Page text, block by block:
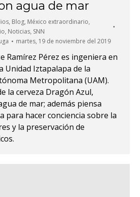
agua de mar
, Blog, México extraordinario,
, Noticias, SNN
martes, 19 de noviembre del 2019
Ramírez Pérez es ingeniera en
Unidad Iztapalapa de la
Metropolitana (UAM).
la cerveza Dragón Azul,
de mar; además piensa
para hacer conciencia sobre la
y la preservación de